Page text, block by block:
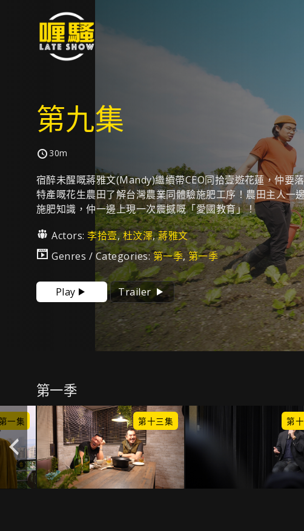
第九集
30m
宿醉未醒嘅蔣雅文(Mandy)繼續帶CEO同拾壹遊花蓮，仲要
特產嘅花生農田了解台灣農業同體驗施肥工序！農田主人一
施肥知識，仲一邊上現一次震撼嘅「愛國教育」！
Actors:李拾壹,杜汶澤,蔣雅文
Genres / Categories:第一季,第一季
Play Trailer
第一季
一集 第十三集 第